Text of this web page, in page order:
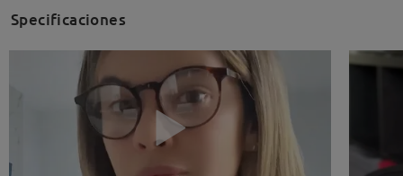
Specificaciones